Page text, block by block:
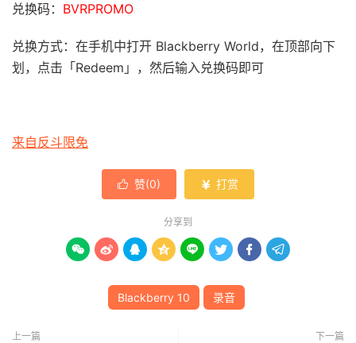
兑换码： BVRPROMO
兑换方式：在手机中打开 Blackberry World，在顶部向下
划，点击「Redeem」，然后输入兑换码即可
来自反斗限免
 赞(0)  打赏
分享到
       
Blackberry 10 录音
上一篇 下一篇